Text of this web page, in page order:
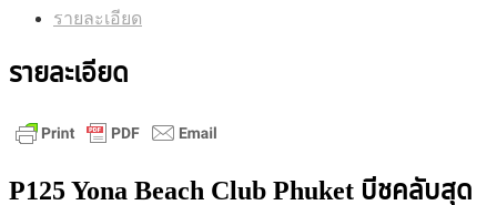
รายละเอียด
รายละเอียด
P125 Yona Beach Club Phuket บีชคลับสุด